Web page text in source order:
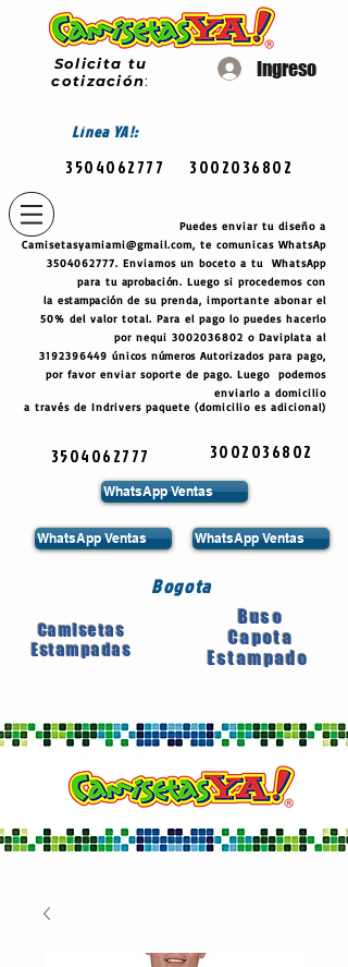
Solicita tu
cotización:
Ingreso
LíneaYA!:
3504062777 3002036802
Puedes enviar tu diseño a
Camisetasyamiami@gmail.com, te comunicas WhatsAp
3504062777. Enviamos un boceto a tu WhatsApp
para tu aprobación. Luego si procedemos con
laestampación de su prenda, importante abonar el
50% del valor total. Para el pago lo puedes hacerlo
por nequi 3002036802 o Daviplata al
3192396449 únicos números Autorizados para pago,
por favor enviar soporte de pago. Luego podemos
enviarlo a domicilio
a través de Indrivers paquete (domicilio es adicional)
3504062777 3002036802
WhatsApp Ventas
WhatsApp Ventas WhatsApp Ventas
Bogota
Camisetas
Estampadas
Buso
Capota
Estampado